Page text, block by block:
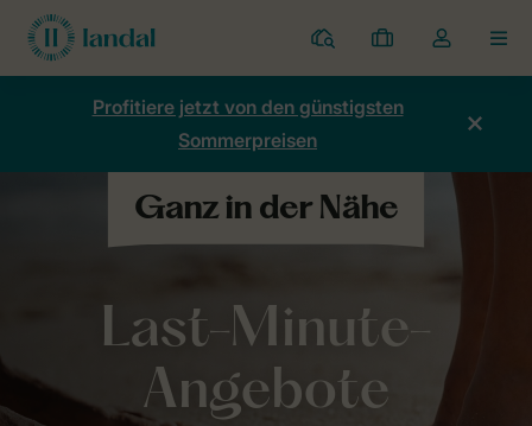
Ferienparks
Meine
Buchungen
Dropdown-
Menü
Kontos
Profitiere jetzt von den günstigsten
Sommerpreisen
Last-Minute-
Angebote